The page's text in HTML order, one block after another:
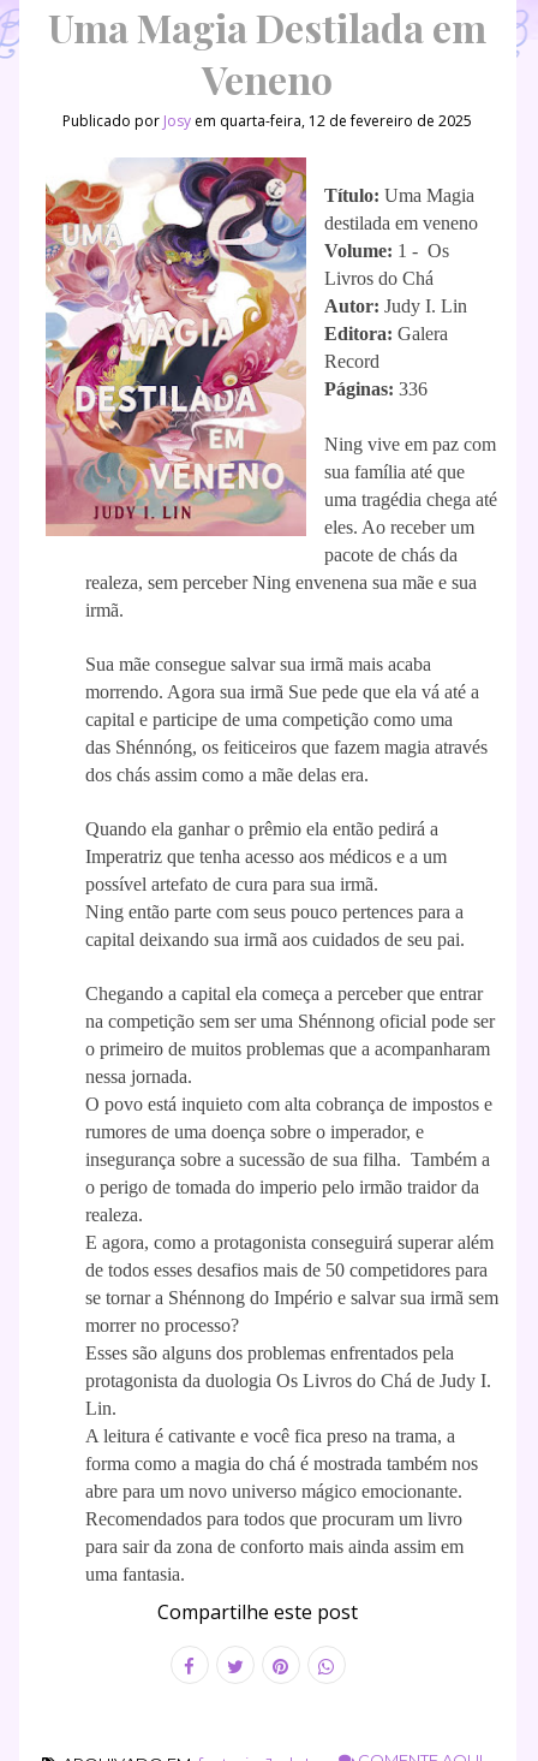
Uma Magia Destilada em
Veneno
Publicado por Josy em quarta-feira, 12 de fevereiro de 2025
Título: Uma Magia
destilada em veneno
Volume: 1 - Os
Livros do Chá
Autor: Judy I. Lin
Editora: Galera
Record
Páginas: 336
Ning vive em paz com
sua família até que
uma tragédia chega até
eles. Ao receber um
pacote de chás da
realeza, sem perceber Ning envenena sua mãe e sua
irmã.
Sua mãe consegue salvar sua irmã mais acaba
morrendo. Agora sua irmã Sue pede que ela vá até a
capital e participe de uma competição como uma
das Shénnóng, os feiticeiros que fazem magia através
dos chás assim como a mãe delas era.
Quando ela ganhar o prêmio ela então pedirá a
Imperatriz que tenha acesso aos médicos e a um
possível artefato de cura para sua irmã.
Ning então parte com seus pouco pertences para a
capital deixando sua irmã aos cuidados de seu pai.
Chegando a capital ela começa a perceber que entrar
na competição sem ser uma Shénnong oficial pode ser
o primeiro de muitos problemas que a acompanharam
nessa jornada.
O povo está inquieto com alta cobrança de impostos e
rumores de uma doença sobre o imperador, e
insegurança sobre a sucessão de sua filha. Também a
o perigo de tomada do imperio pelo irmão traidor da
realeza.
E agora, como a protagonista conseguirá superar além
de todos esses desafios mais de 50 competidores para
se tornar a Shénnong do Império e salvar sua irmã sem
morrer no processo?
Esses são alguns dos problemas enfrentados pela
protagonista da duologia Os Livros do Chá de Judy I.
Lin.
A leitura é cativante e você fica preso na trama, a
forma como a magia do chá é mostrada também nos
abre para um novo universo mágico emocionante.
Recomendados para todos que procuram um livro
para sair da zona de conforto mais ainda assim em
uma fantasia.
Compartilhe este post